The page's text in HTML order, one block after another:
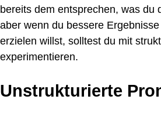
bereits dem entsprechen, was du
aber wenn du bessere
erzielen willst, solltest du mit
experimentieren.
Unstrukturierte